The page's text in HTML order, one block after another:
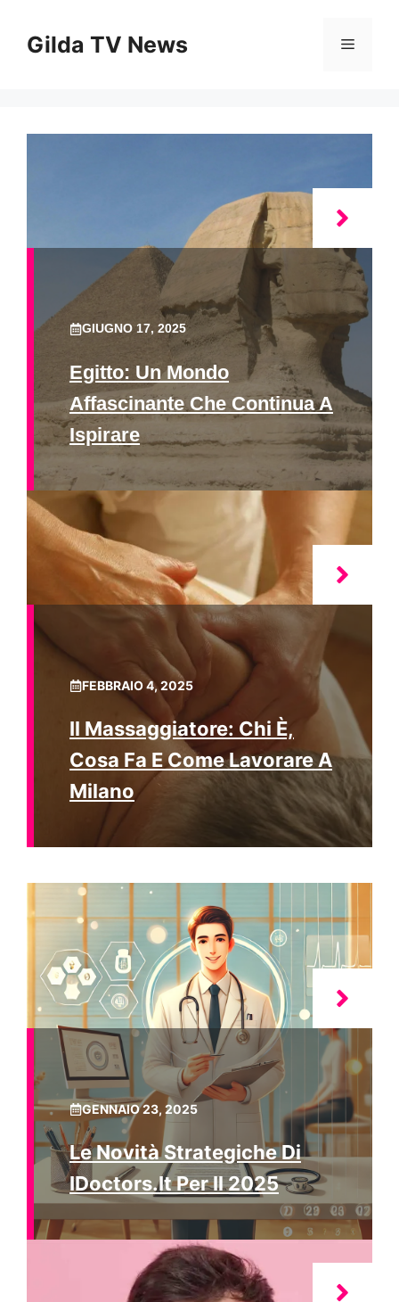
contenuto
Gilda TV News Menu
GIUGNO 17, 2025
Egitto: Un Mondo
Affascinante Che Continua A
Ispirare
FEBBRAIO 4, 2025
Il Massaggiatore: Chi È,
Cosa Fa E Come Lavorare A
Milano
GENNAIO 23, 2025
Le Novità Strategiche Di
IDoctors.it Per Il 2025